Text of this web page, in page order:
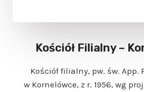
Kościół Filialny –
Kościół filialny, pw. św. App.
w Kornelówce, z r. 1956, wg